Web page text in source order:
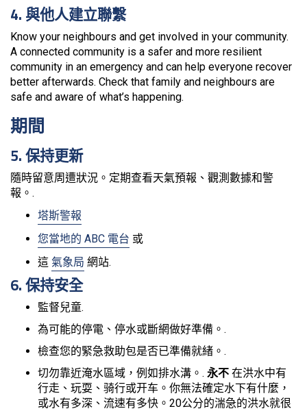
4. 與他人建立聯繫
Know your neighbours and get involved in your community.
A connected community is a safer and more resilient
community in an emergency and can help everyone recover
better afterwards. Check that family and neighbours are
safe and aware of what’s happening.
期間
5. 保持更新
隨時留意周遭狀況。定期查看天氣預報、觀測數據和警
報。.
塔斯警報
您當地的 ABC 電台 或
這 氣象局 網站.
6. 保持安全
監督兒童.
為可能的停電、停水或斷網做好準備。.
檢查您的緊急救助包是否已準備就緒。.
切勿靠近淹水區域，例如排水溝。. 永不 在洪水中有
行走、玩耍、骑行或开车。你無法確定水下有什麼，
或水有多深、流速有多快。20公分的湍急的洪水就很